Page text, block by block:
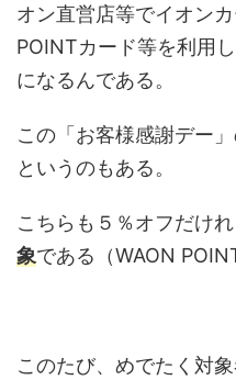
オン直営店等でイオン
POINTカード等を利用
になるんである。
この「お客様感謝デー
というのもある。
こちらも５％オフだけ
象である（WAON
このたび、めでたく対